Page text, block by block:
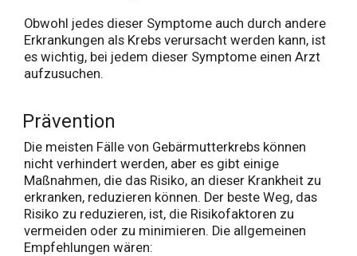
Obwohl jedes dieser Symptome auch durch andere
Erkrankungen als Krebs verursacht werden kann, ist
es wichtig, bei jedem dieser Symptome einen Arzt
aufzusuchen.
Prävention
Die meisten Fälle von Gebärmutterkrebs können
nicht verhindert werden, aber es gibt einige
Maßnahmen, die das Risiko, an dieser Krankheit zu
erkranken, reduzieren können. Der beste Weg, das
Risiko zu reduzieren, ist, die Risikofaktoren zu
vermeiden oder zu minimieren. Die allgemeinen
Empfehlungen wären: